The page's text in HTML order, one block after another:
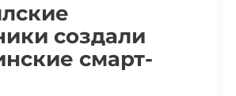
создали
смарт-